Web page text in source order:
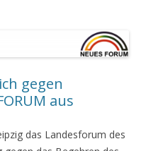
gegen
aus
das Landesforum des